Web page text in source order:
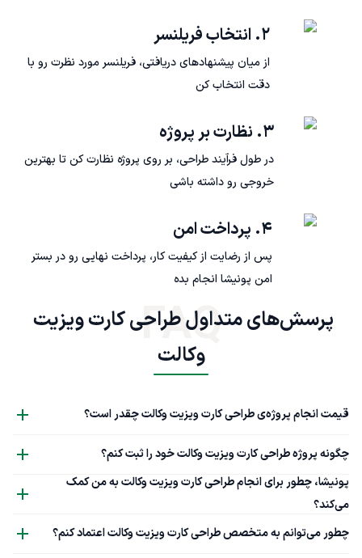
۲. انتخاب فریلنسر
از میان پیشنهادهای دریافتی، فریلنسر مورد نظرت رو با
دقت انتخاب کن
۳. نظارت بر پروژه
در طول فرآیند طراحی، بر روی پروژه نظارت کن تا بهترین
خروجی رو داشته باشی
۴. پرداخت امن
پس از رضایت از کیفیت کار، پرداخت نهایی رو در بستر
امن پونیشا انجام بده
پرسش‌های متداول طراحی کارت ویزیت
وکالت
FAQ
قیمت انجام پروژه‌ی طراحی کارت ویزیت وکالت چقدر است؟
چگونه پروژه طراحی کارت ویزیت وکالت خود را ثبت کنم؟
پونیشا، چطور برای انجام طراحی کارت ویزیت وکالت به من کمک
می‌کند؟
چطور می‌توانم به متخصص طراحی کارت ویزیت وکالت اعتماد کنم؟